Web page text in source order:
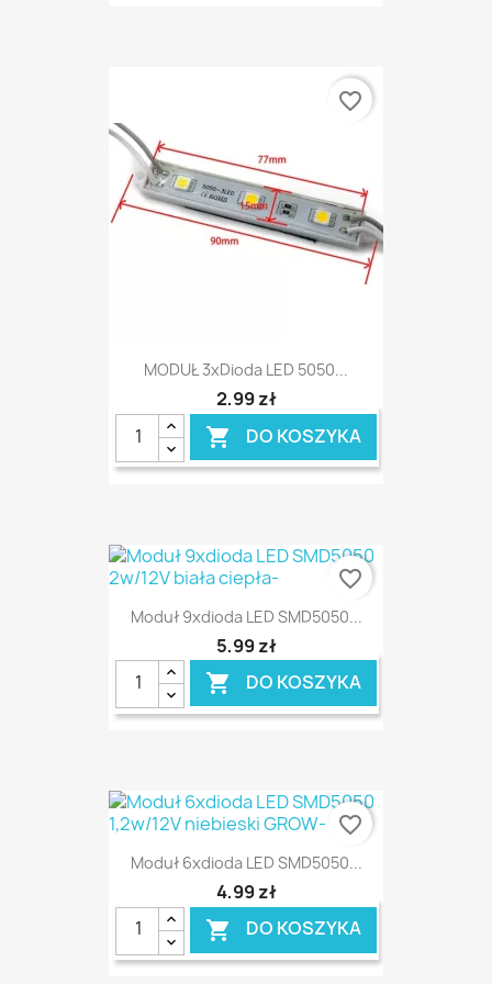
MODUŁ 3xDioda LED 5050...
2,99 zł
 DO KOSZYKA
favorite_border
Moduł 9xdioda LED SMD5050...
5,99 zł
 DO KOSZYKA
favorite_border
Moduł 6xdioda LED SMD5050...
4,99 zł
 DO KOSZYKA
favorite_border